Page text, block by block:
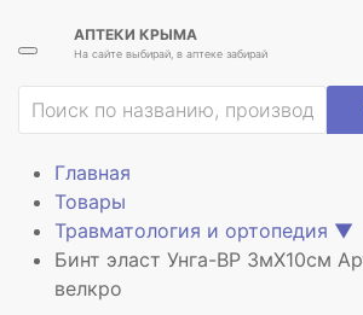
АПТЕКИ КРЫМА
На сайте выбирай, в аптеке забирай
Главная
Товары
Травматология и ортопедия ▼
Бинт эласт Унга-ВР 3мX10см
велкро